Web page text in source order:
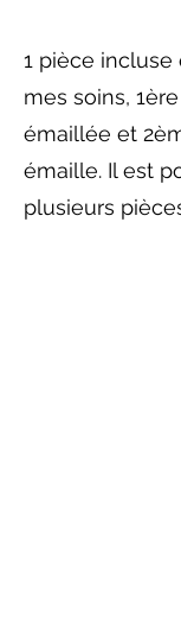
1 pièce incluse
mes soins,
émaillée et
émaille. Il est
plusieurs